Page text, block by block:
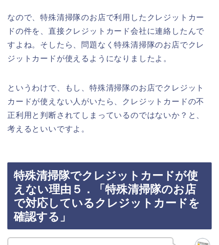
なので、特殊清掃隊のお店で利用したクレジットカー
ドの件を、直接クレジットカード会社に連絡したんで
すよね。そしたら、問題なく特殊清掃隊のお店でクレ
ジットカードが使えるようになりましたよ。
というわけで、もし、特殊清掃隊のお店でクレジット
カードが使えない人がいたら、クレジットカードの不
正利用と判断されてしまっているのではないか？と、
考えるといいですよ。
特殊清掃隊でクレジットカードが使
えない理由５．「特殊清掃隊のお店
で対応しているクレジットカードを
確認する」